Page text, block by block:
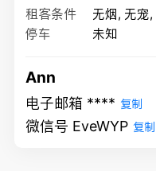
租客条件
无烟, 无宠
停车
未知
Ann
电子邮箱 **** 复制
微信号 EveWYP 复制